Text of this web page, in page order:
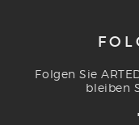
Folgen Sie
bleiben